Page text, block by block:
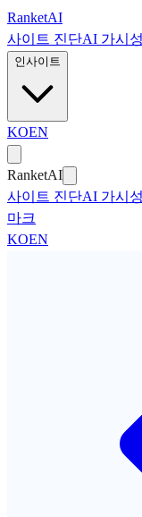
본문으로 건너뛰기
RanketAI
사이트 진단AI 가시성
인사이트
KOEN
RanketAI
사이트 진단AI 가시성
마크
KOEN